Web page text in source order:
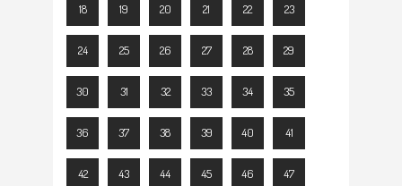
18 19 20 21 22 23
24 25 26 27 28 29
30 31 32 33 34 35
36 37 38 39 40 41
42 43 44 45 46 47